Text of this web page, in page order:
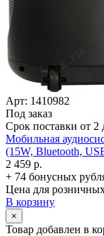
Арт: 1410982
Под заказ
Срок поставки от 2
Мобильная
(15W, Bluetooth,
2 459 р.
+ 74 бонусных
Цена для
В корзину
×
Товар добавлен в